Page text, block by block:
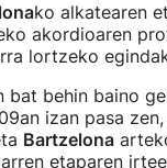
ko alkatearen
akordioaren
lortzeko
bat behin baino
izan pasa
Bartzelona
etaparen